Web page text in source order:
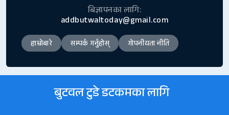
बिज्ञापनका लागि:
addbutwaltoday@gmail.com
हाम्रोबारे सम्पर्क गर्नुहोस् गोपनीयता नीति
बुटवल टुडे डटकमका लागि